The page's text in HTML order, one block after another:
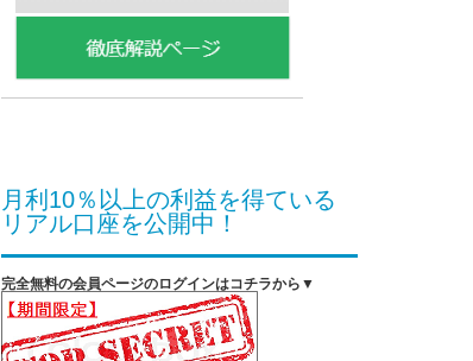
月利10％以上の利益を得ている
リアル口座を公開中！
完全無料の会員ページのログインはコチラから▼